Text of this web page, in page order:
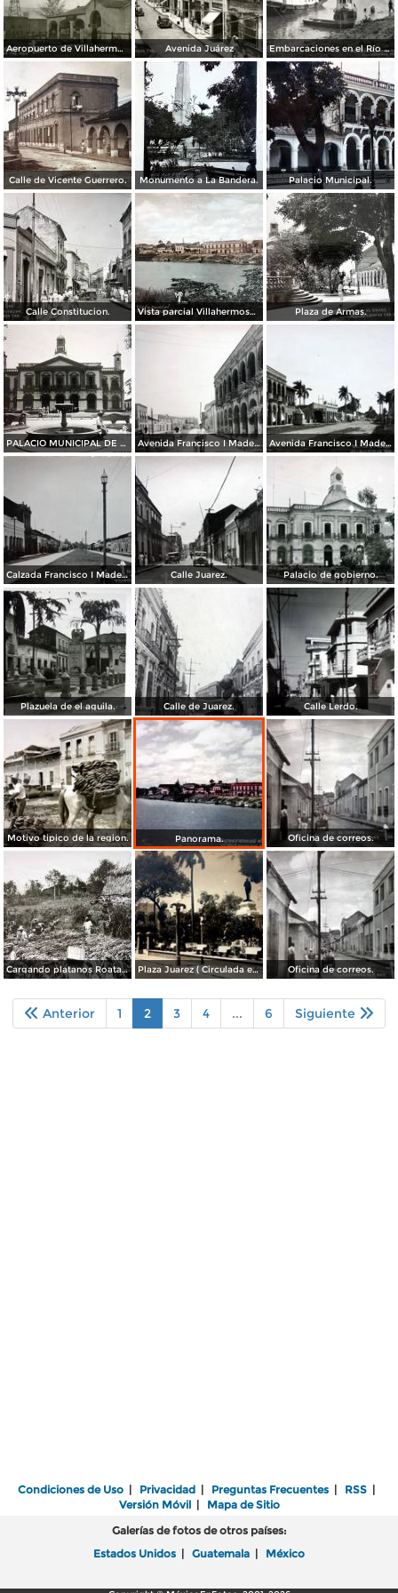
Aeropuerto de Villahermosa Avenida Juárez Embarcaciones en el Río Gijalva (con versión mexicana del RMS Titanic)
Calle de Vicente Guerrero. Monumento a La Bandera. Palacio Municipal.
Calle Constitucion. Vista parcial Villahermosa Tab. Plaza de Armas.
PALACIO MUNICIPAL DE VILLAHERMOSA, TAB. Avenida Francisco I Madero. Avenida Francisco I Madero.
Calzada Francisco I Madero. Calle Juarez. Palacio de gobierno.
Plazuela de el aguila. Calle de Juarez. Calle Lerdo.
Motivo tipico de la region. Panorama. Oficina de correos.
Cargando platanos Roatan. Plaza Juarez ( Circulada el 14 de Septiembre de 1947 ). Oficina de correos.
Anterior 1 2 3 4 ... 6 Siguiente
Condiciones de Uso | Privacidad | Preguntas Frecuentes | RSS |
Versión Móvil| Mapa de Sitio
Galerías de fotos de otros países:
Estados Unidos | Guatemala | México